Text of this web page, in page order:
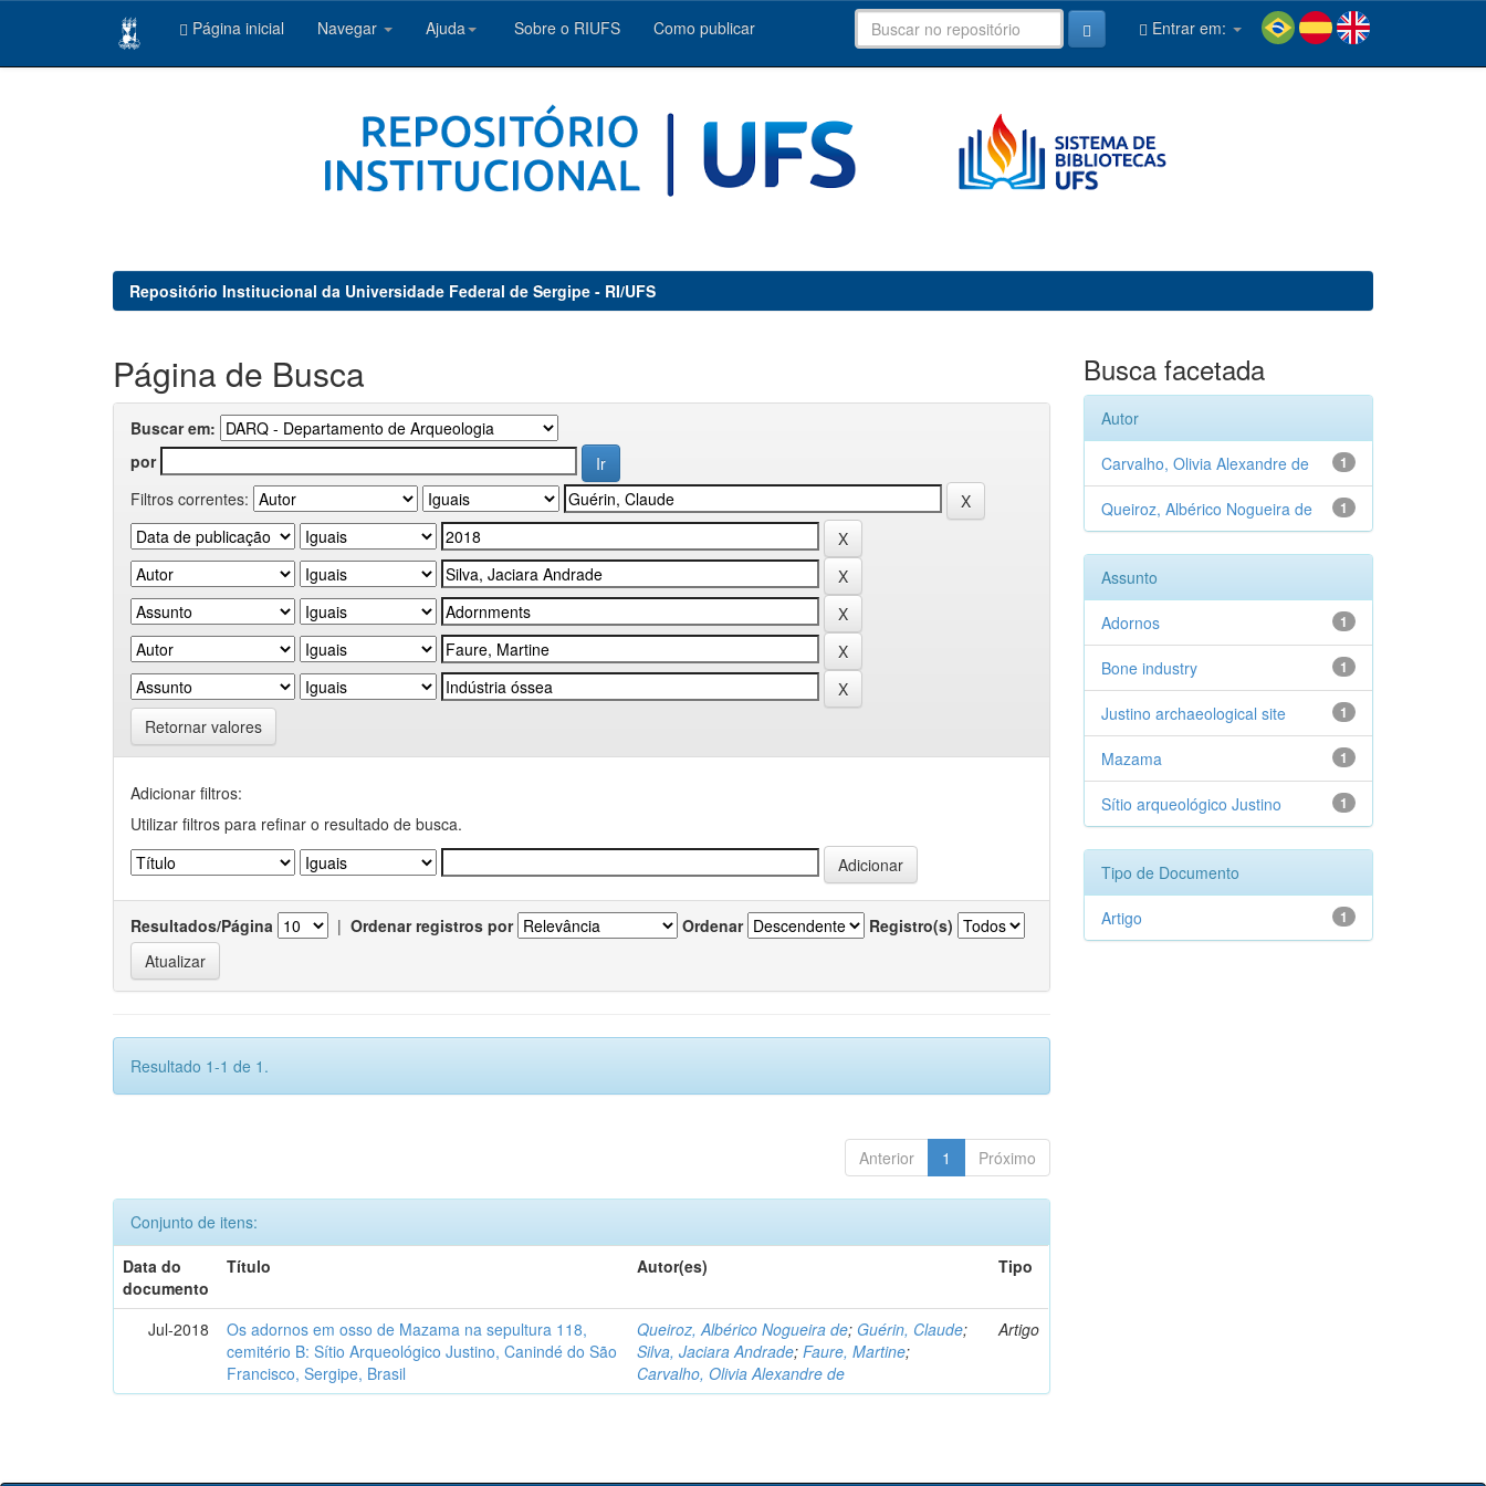
Página inicial Navegar Ajuda Sobre o RIUFS Como publicar Entrar em:
Repositório Institucional da Universidade Federal de Sergipe - RI/UFS
Página de Busca
Buscar em:
por
Filtros correntes:
Retornar valores
Adicionar filtros:
Utilizar filtros para refinar o resultado de busca.
Resultados/Página | Ordenar registros por Ordenar Registro(s)
Resultado 1-1 de 1.
Anterior 1 Próximo
Conjunto de itens:
Data do
documento
Título Autor(es) Tipo
Jul-2018
Os adornos em osso de Mazama na sepultura 118,
cemitério B: Sítio Arqueológico Justino, Canindé do São
Francisco, Sergipe, Brasil
Queiroz, Albérico Nogueira de; Guérin, Claude;
Silva, Jaciara Andrade;Faure, Martine;
Carvalho, Olivia Alexandre de
Artigo
Busca facetada
Autor
1
Carvalho, Olivia Alexandre de
1
Queiroz, Albérico Nogueira de
Assunto
1
Adornos
1
Bone industry
1
Justino archaeological site
1
Mazama
1
Sítio arqueológico Justino
Tipo de Documento
1
Artigo